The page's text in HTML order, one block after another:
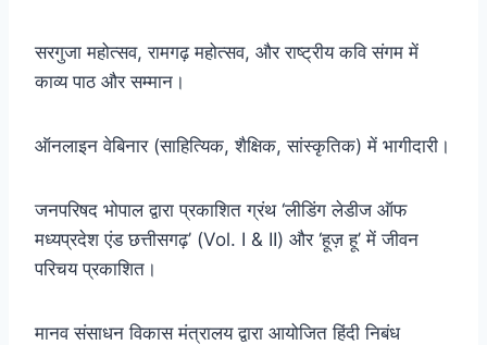
सरगुजा महोत्सव, रामगढ़ महोत्सव, और राष्ट्रीय कवि संगम में
काव्य पाठ और सम्मान।
ऑनलाइन वेबिनार (साहित्यिक, शैक्षिक, सांस्कृतिक) में भागीदारी।
जनपरिषद भोपाल द्वारा प्रकाशित ग्रंथ ‘लीडिंग लेडीज ऑफ
मध्यप्रदेश एंड छत्तीसगढ़’ (Vol. I & II) और ‘हूज़ हू’ में जीवन
परिचय प्रकाशित।
मानव संसाधन विकास मंत्रालय द्वारा आयोजित हिंदी निबंध